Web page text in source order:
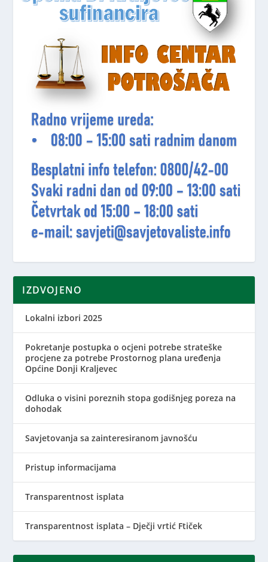
IZDVOJENO
Lokalni izbori 2025
Pokretanje postupka o ocjeni potrebe strateške
procjene za potrebe Prostornog plana uređenja
Općine Donji Kraljevec
Odluka o visini poreznih stopa godišnjeg poreza na
dohodak
Savjetovanja sa zainteresiranom javnošću
Pristup informacijama
Transparentnost isplata
Transparentnost isplata – Dječji vrtić Ftiček